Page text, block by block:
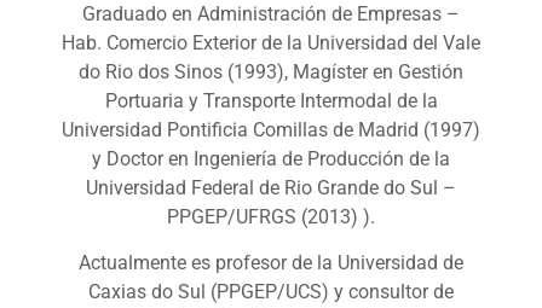
Graduado en Administración de Empresas –
Hab. Comercio Exterior de la Universidad del Vale
do Rio dos Sinos (1993), Magíster en Gestión
Portuaria y Transporte Intermodal de la
Universidad Pontificia Comillas de Madrid (1997)
y Doctor en Ingeniería de Producción de la
Universidad Federal de Rio Grande do Sul –
PPGEP/UFRGS (2013) ).
Actualmente es profesor de la Universidad de
Caxias do Sul (PPGEP/UCS) y consultor de